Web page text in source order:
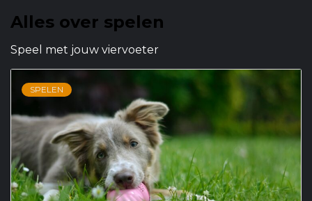
Alles over spelen
Speel met jouw viervoeter
SPELEN